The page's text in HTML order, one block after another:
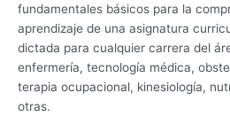
fundamentales básicos para la
aprendizaje de una asignatura
dictada para cualquier carrera del
enfermería, tecnología médica,
terapia ocupacional, kinesiología,
otras.